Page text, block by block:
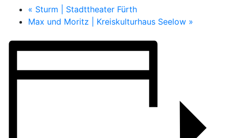
« Sturm | Stadttheater Fürth
Max und Moritz | Kreiskulturhaus Seelow »